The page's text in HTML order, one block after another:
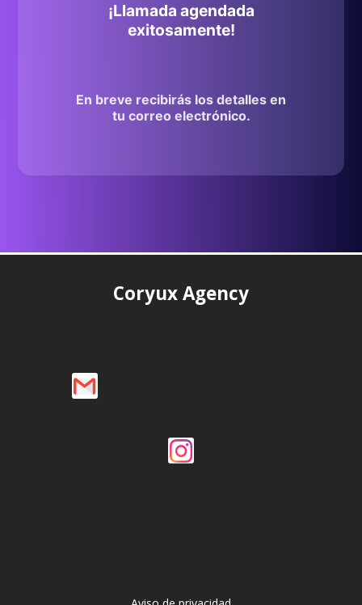
¡Llamada agendada
exitosamente!
En breve recibirás los detalles en
tu correo electrónico.
Coryux Agency